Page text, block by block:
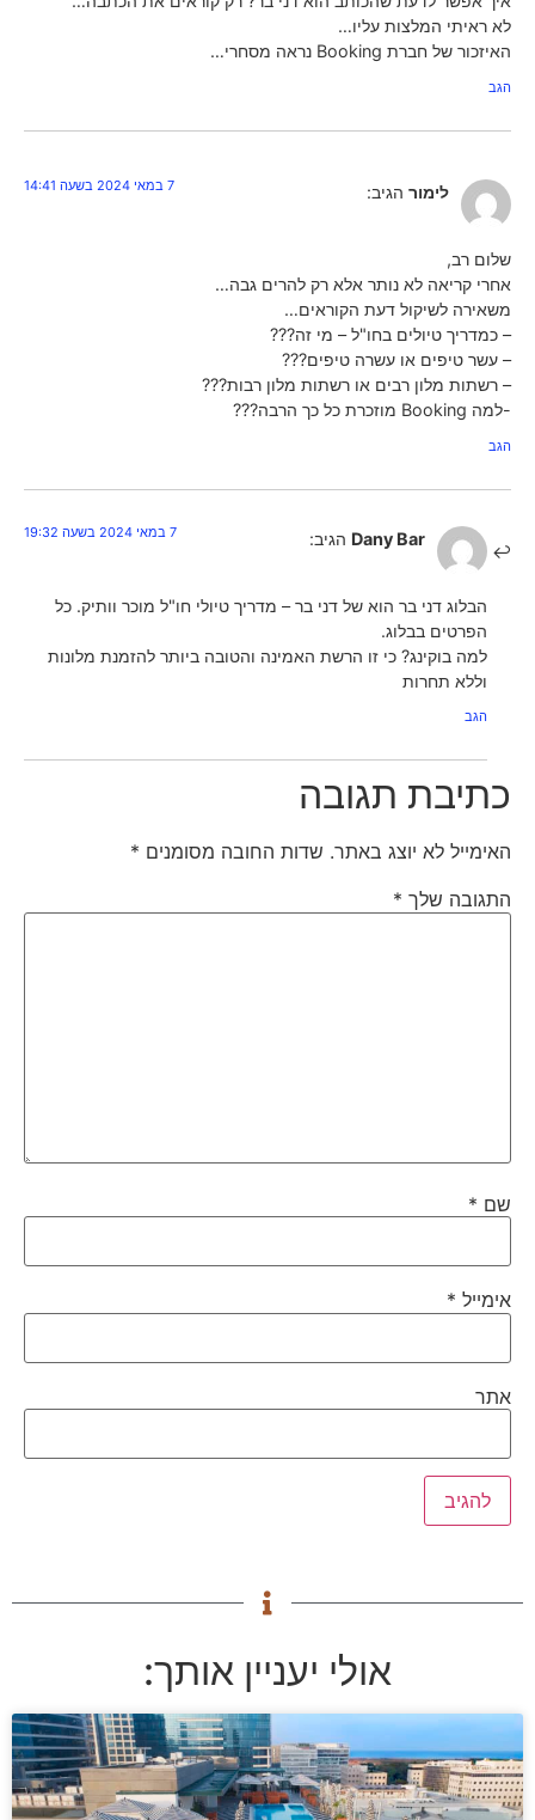
לא ראיתי המלצות עליו…
האיזכור של חברת Booking נראה מסחרי…
לימור הגיב:
שלום רב,
אחרי קריאה לא נותר אלא רק להרים גבה…
משאירה לשיקול דעת הקוראים…
– כמדריך טיולים בחו"ל – מי זה???
– עשר טיפים או עשרה טיפים???
– רשתות מלון רבים או רשתות מלון רבות???
-למה Booking מוזכרת כל כך הרבה???
Dany Bar הגיב:
הבלוג דני בר הוא של דני בר – מדריך טיולי חו"ל מוכר וותיק. כל
הפרטים בבלוג.
למה בוקינג? כי זו הרשת האמינה והטובה ביותר להזמנת מלונות
וללא תחרות
כתיבת תגובה
האימייל לא יוצג באתר. שדות החובה מסומנים*
התגובה שלך*
שם*
אימייל*
אתר
אולי יעניין אותך: